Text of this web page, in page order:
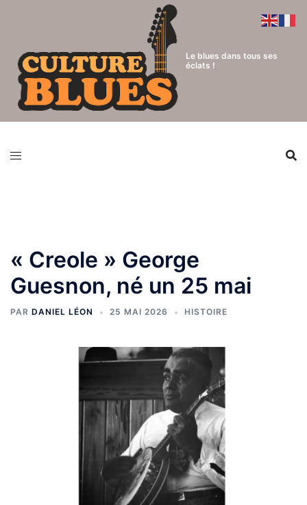
Le blues dans tous ses
éclats !
« Creole » George
Guesnon, né un 25 mai
PAR DANIEL LÉON 25 MAI 2026 HISTOIRE